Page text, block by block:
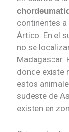
continentes
Ártico. En el
no se
Madagascar.
donde existe
estos
sudeste de
existen en